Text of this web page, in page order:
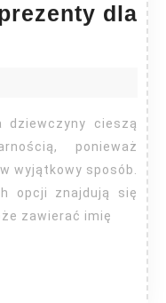
dla
ponieważ
wyjątkowy sposób.
opcji znajdują się
zawierać imię